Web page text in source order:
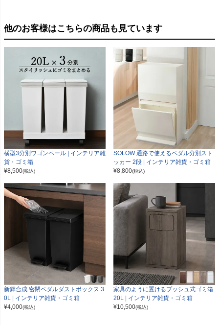
他のお客様はこちらの商品も見ています
横型3分別ワゴンペール | インテリア雑
貨・ゴミ箱
¥8,500(税込)
SOLOW 通路で使えるペダル分別スト
ッカー 2段 | インテリア雑貨・ゴミ箱
¥8,800(税込)
新輝合成 密閉ペダルダストボックス 3
0L | インテリア雑貨・ゴミ箱
¥4,000(税込)
家具のように置けるプッシュ式ゴミ箱
20L | インテリア雑貨・ゴミ箱
¥10,500(税込)